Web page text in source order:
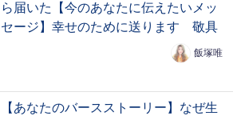
ら届いた【今のあなたに伝えたいメッ
セージ】幸せのために送ります 敬具
飯塚唯
【あなたのバースストーリー】なぜ生